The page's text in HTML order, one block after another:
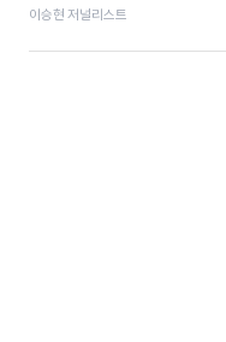
이승현 저널리스트